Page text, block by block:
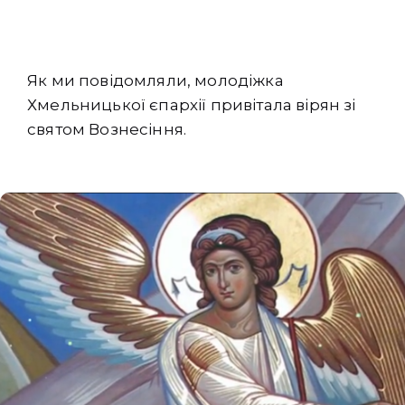
Як ми повідомляли, молодіжка
Хмельницької єпархії привітала вірян зі
святом Вознесіння.